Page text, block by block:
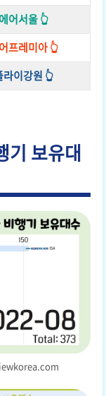
에어서울 👆
프레미아👆
라이강원 👆
기 보유대